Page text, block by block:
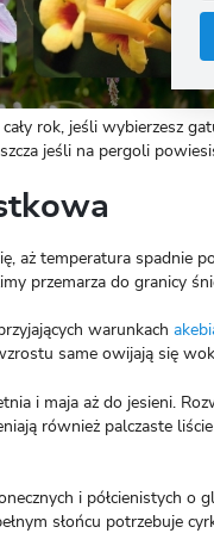
rok, jeśli wybierzesz
jeśli na pergoli
aż temperatura spadnie
przemarza do granicy
warunkach
same owijają się
i maja aż do jesieni.
również palczaste
i półcienistych
słońcu potrzebuje